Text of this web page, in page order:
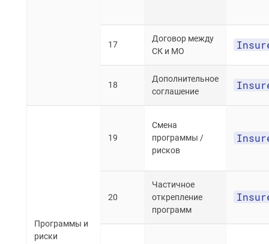
17
Договор между
СК и МО
18
Дополнительное
соглашение
Программы и
риски
19
Смена
программы /
рисков
20
Частичное
открепление
программ